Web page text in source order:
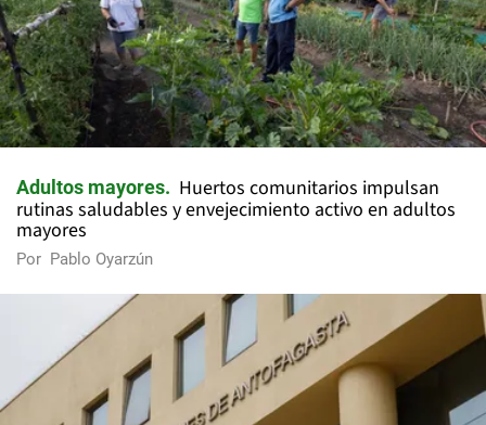
Adultos mayores
Huertos comunitarios impulsan
rutinas saludables y envejecimiento activo en adultos
mayores
Por Pablo Oyarzún